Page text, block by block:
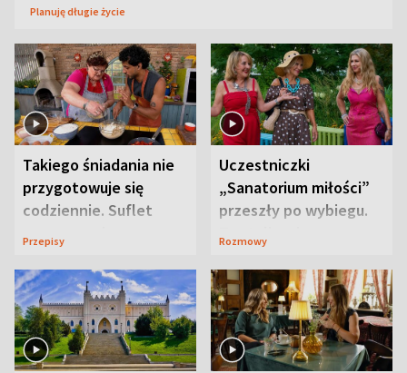
Planuję długie życie
Takiego śniadania nie
przygotowuje się
codziennie. Suflet
serowy zachwyca
Przepisy
Uczestniczki
„Sanatorium miłości”
przeszły po wybiegu.
Te stylizacje
Rozmowy